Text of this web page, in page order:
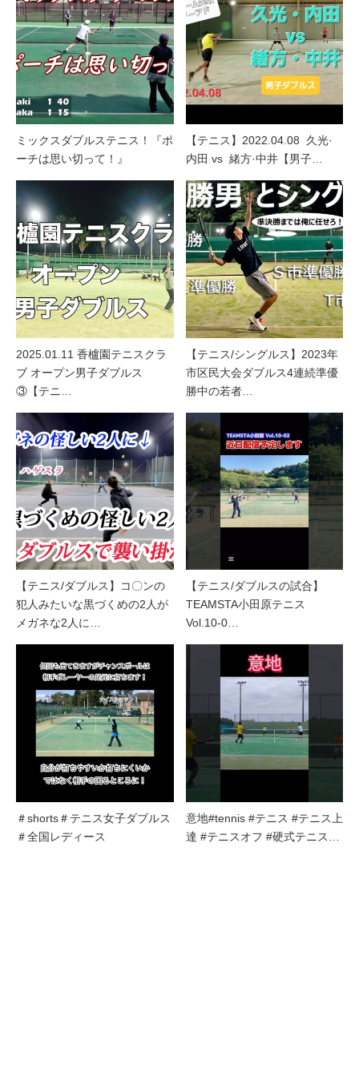
ミックスダブルステニス！『ポ
ーチは思い切って！』
【テニス】2022.04.08 久光·
内田 vs 緒方·中井【男子…
2025.01.11 香櫨園テニスクラ
ブ オープン男子ダブルス
③【テニ…
【テニス/シングルス】2023年
市区民大会ダブルス4連続準優
勝中の若者…
【テニス/ダブルス】コ〇ンの
犯人みたいな黒づくめの2人が
メガネな2人に…
【テニス/ダブルスの試合】
TEAMSTA小田原テニス
Vol.10-0…
＃shorts＃テニス女子ダブルス
＃全国レディース
意地#tennis #テニス #テニス上
達 #テニスオフ #硬式テニス…